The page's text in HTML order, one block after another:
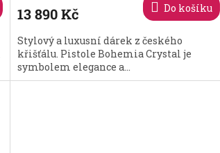
je
z
5
hvězdiček.
13 890 Kč Do košíku
Stylový a luxusní dárek z českého
křišťálu. Pistole Bohemia Crystal je
symbolem elegance a...